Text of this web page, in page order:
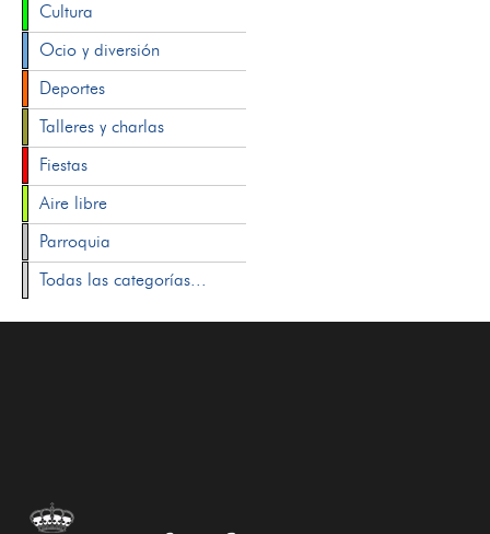
Cultura
Ocio y diversión
Deportes
Talleres y charlas
Fiestas
Aire libre
Parroquia
Todas las categorías...